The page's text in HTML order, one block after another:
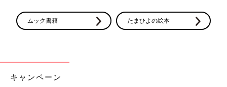
セカンドオピニオンを求めたい場合は、正確な確定
――白血病の治療は、子どもの将来を左右するとても重要なもの
です。セカンドオピニオンを求めたい場合、どのように申し出た
ムック書籍 たまひよの絵本
キャンペーン